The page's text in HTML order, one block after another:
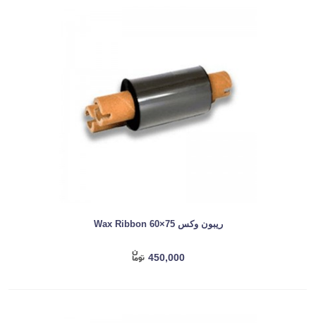
ریبون وکس Wax Ribbon 60×75
450,000